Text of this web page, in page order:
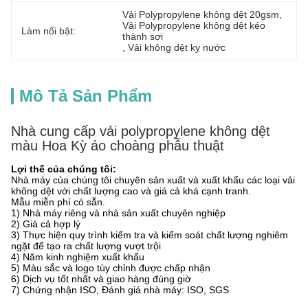
Làm nổi bật:
Vải Polypropylene không dệt 20gsm
Vải Polypropylene không dệt kéo
thành sợi
, Vải không dệt kỵ nước
Mô Tả Sản Phẩm
Nhà cung cấp vải polypropylene không dệt
màu Hoa Kỳ áo choàng phẫu thuật
Lợi thế của chúng tôi:
Nhà máy của chúng tôi chuyên sản xuất và xuất khẩu các loại vải
không dệt với chất lượng cao và giá cả khá cạnh tranh.
Mẫu miễn phí có sẵn.
1) Nhà máy riêng và nhà sản xuất chuyên nghiệp
2) Giá cả hợp lý
3) Thực hiện quy trình kiểm tra và kiểm soát chất lượng nghiêm
ngặt để tạo ra chất lượng vượt trội
4) Năm kinh nghiệm xuất khẩu
5) Màu sắc và logo tùy chỉnh được chấp nhận
6) Dịch vụ tốt nhất và giao hàng đúng giờ
7) Chứng nhận ISO, Đánh giá nhà máy: ISO, SGS